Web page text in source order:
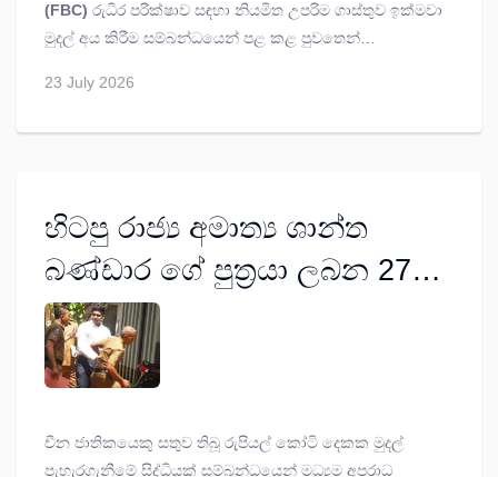
(FBC) රුධිර පරීක්ෂාව සඳහා නියමිත උපරිම ගාස්තුව ඉක්මවා
මුදල් අය කිරීම සම්බන්ධයෙන් පළ කළ පුවතෙන්
පිළිබඳව පාරිභෝගිකයින් රැසක් විමසීම් කර ඇත.
23 July 2026
හිටපු රාජ්‍ය අමාත්‍ය ශාන්ත
බණ්ඩාර ගේ පුත්‍රයා ලබන 27
දක්වා රිමාන්ඩ්
චීන ජාතිකයෙකු සතුව තිබූ රුපියල් කෝටි දෙකක මුදල්
පැහැරගැනීමේ සිද්ධියක් සම්බන්ධයෙන් මධ්‍යම අපරාධ